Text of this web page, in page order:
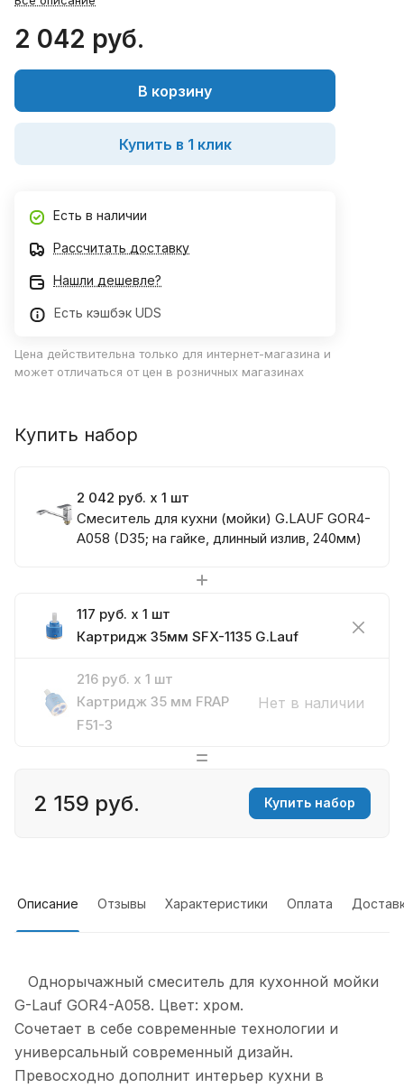
2 042 руб.
В корзину
Купить в 1 клик
Есть в наличии
Рассчитать доставку
Нашли дешевле?
Есть кэшбэк UDS
Цена действительна только для интернет-магазина и
может отличаться от цен в розничных магазинах
Купить набор
2 042 руб. x 1 шт
Смеситель для кухни (мойки) G.LAUF GOR4-
A058 (D35; на гайке, длинный излив, 240мм)
Картридж 35мм SFX-1135 G.Lauf
117 руб. x 1 шт
Картридж 35 мм FRAP
F51-3
216 руб. x 1 шт
Нет в наличии
2 159 руб. Купить набор
Описание Отзывы Характеристики Оплата
Однорычажный смеситель для кухонной мойки
G-Lauf GOR4-A058. Цвет: хром.
Сочетает в себе современные технологии и
универсальный современный дизайн.
Превосходно дополнит интерьер кухни в